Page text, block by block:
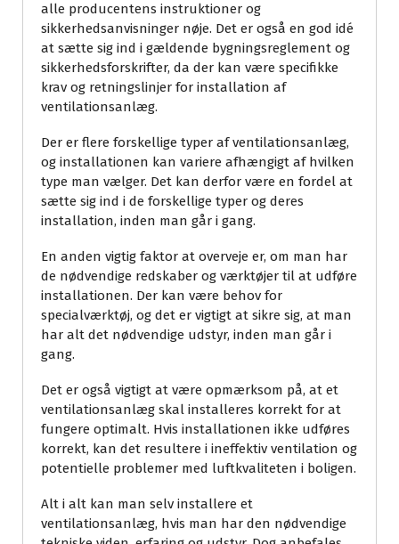
alle producentens instruktioner og
sikkerhedsanvisninger nøje. Det er også en god idé
at sætte sig ind i gældende bygningsreglement og
sikkerhedsforskrifter, da der kan være specifikke
krav og retningslinjer for installation af
ventilationsanlæg.
Der er flere forskellige typer af ventilationsanlæg,
og installationen kan variere afhængigt af hvilken
type man vælger. Det kan derfor være en fordel at
sætte sig ind i de forskellige typer og deres
installation, inden man går i gang.
En anden vigtig faktor at overveje er, om man har
de nødvendige redskaber og værktøjer til at udføre
installationen. Der kan være behov for
specialværktøj, og det er vigtigt at sikre sig, at man
har alt det nødvendige udstyr, inden man går i
gang.
Det er også vigtigt at være opmærksom på, at et
ventilationsanlæg skal installeres korrekt for at
fungere optimalt. Hvis installationen ikke udføres
korrekt, kan det resultere i ineffektiv ventilation og
potentielle problemer med luftkvaliteten i boligen.
Alt i alt kan man selv installere et
ventilationsanlæg, hvis man har den nødvendige